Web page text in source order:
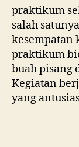
praktikum
salah
kesempatan
praktikum
buah pisang
Kegiatan
yang